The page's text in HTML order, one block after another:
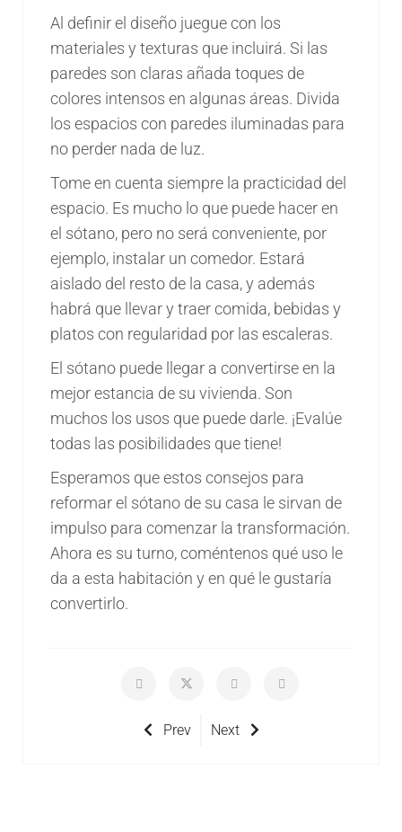
Al definir el diseño juegue con los
materiales y texturas que incluirá. Si las
paredes son claras añada toques de
colores intensos en algunas áreas. Divida
los espacios con paredes iluminadas para
no perder nada de luz.
Tome en cuenta siempre la practicidad del
espacio. Es mucho lo que puede hacer en
el sótano, pero no será conveniente, por
ejemplo, instalar un comedor. Estará
aislado del resto de la casa, y además
habrá que llevar y traer comida, bebidas y
platos con regularidad por las escaleras.
El sótano puede llegar a convertirse en la
mejor estancia de su vivienda. Son
muchos los usos que puede darle. ¡Evalúe
todas las posibilidades que tiene!
Esperamos que estos consejos para
reformar el sótano de su casa le sirvan de
impulso para comenzar la transformación.
Ahora es su turno, coméntenos qué uso le
da a esta habitación y en qué le gustaría
convertirlo.
Prev Next